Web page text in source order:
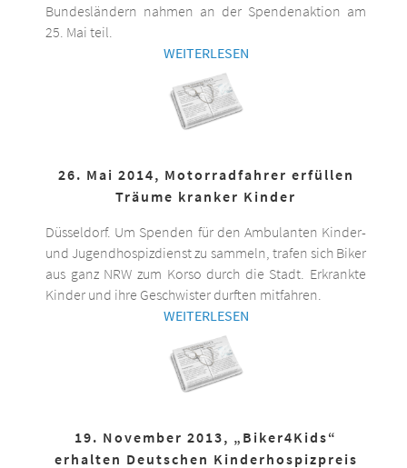
Bundesländern nahmen an der Spendenaktion am
25. Mai teil.
WEITERLESEN
26. Mai 2014, Motorradfahrer erfüllen
Träume kranker Kinder
Düsseldorf. Um Spenden für den Ambulanten Kinder-
und Jugendhospizdienst zu sammeln, trafen sich Biker
aus ganz NRW zum Korso durch die Stadt. Erkrankte
Kinder und ihre Geschwister durften mitfahren.
WEITERLESEN
19. November 2013, „Biker4Kids“
erhalten Deutschen Kinderhospizpreis